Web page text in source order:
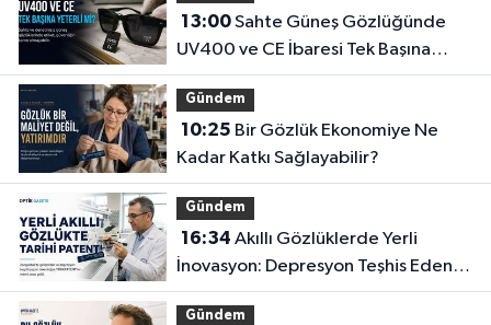
13:00Sahte Güneş Gözlüğünde
UV400 ve CE İbaresi Tek Başına
Yeterli mi?
Gündem
10:25
Kadar Katkı Sağlayabilir?
Gündem
16:34
İnovasyon: Depresyon Teşhis Eden
Gözlüğe Türkpatent Onayı
Gündem